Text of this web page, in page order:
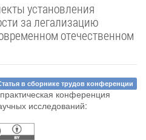
установления
за легализацию
отечественном
в сборнике трудов конференции